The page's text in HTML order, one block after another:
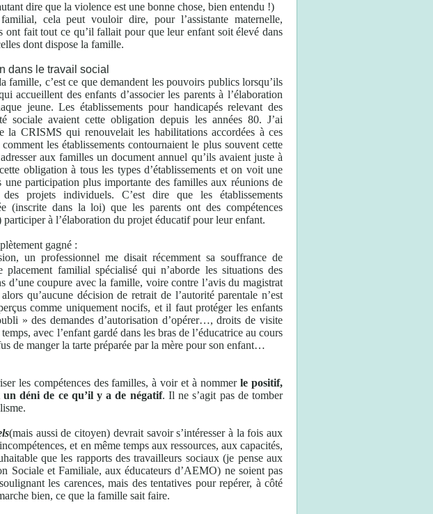
dire que la violence est une bonne chose, bien entendu !)
cela peut vouloir dire, pour l’assistante maternelle,
ont fait tout ce qu’il fallait pour que leur enfant soit élevé dans
dont dispose la famille.
dans le travail social
famille, c’est ce que demandent les pouvoirs publics lorsqu’ils
accueillent des enfants d’associer les parents à l’élaboration
jeune. Les établissements pour handicapés relevant des
sociale avaient cette obligation depuis les années 80. J’ai
la CRISMS qui renouvelait les habilitations accordées à ces
les établissements contournaient le plus souvent cette
aux familles un document annuel qu’ils avaient juste à
obligation à tous les types d’établissements et on voit une
une participation plus importante des familles aux réunions de
projets individuels. C’est dire que les établissements
(inscrite dans la loi) que les parents ont des compétences
à l’élaboration du projet éducatif pour leur enfant.
gagné :
un professionnel me disait récemment sa souffrance de
familial spécialisé qui n’aborde les situations des
d’une coupure avec la famille, voire contre l’avis du magistrat
qu’aucune décision de retrait de l’autorité parentale n’est
comme uniquement nocifs, et il faut protéger les enfants
» des demandes d’autorisation d’opérer…, droits de visite
avec l’enfant gardé dans les bras de l’éducatrice au cours
de manger la tarte préparée par la mère pour son enfant…
les compétences des familles, à voir et à nommerle positif,
déni de ce qu’il y a de négatif. Il ne s’agit pas de tomber
(mais aussi de citoyen) devrait savoir s’intéresser à la fois aux
et en même temps aux ressources, aux capacités,
que les rapports des travailleurs sociaux (je pense aux
Sociale et Familiale, aux éducateurs d’AEMO) ne soient pas
les carences, mais des tentatives pour repérer, à côté
bien, ce que la famille sait faire.